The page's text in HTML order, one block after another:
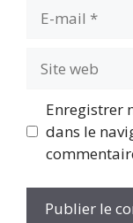
Enregistrer
dans le